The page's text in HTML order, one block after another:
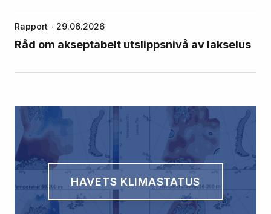
Rapport 29.06.2026
Råd om akseptabelt utslippsnivå av lakselus
HAVETS KLIMASTATUS